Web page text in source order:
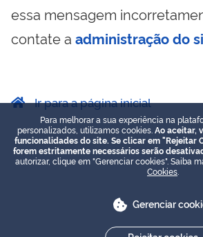
essa mensagem
contate a administração do
Ir para a página inicial
Para melhorar a sua experiência na
personalizados, utilizamos cookies. Ao aceitar,
funcionalidades do site. Se clicar em "Rejeitar
forem estritamente necessários serão
autorizar, clique em "Gerenciar cookies". Saiba
Cookies
Gerenciar